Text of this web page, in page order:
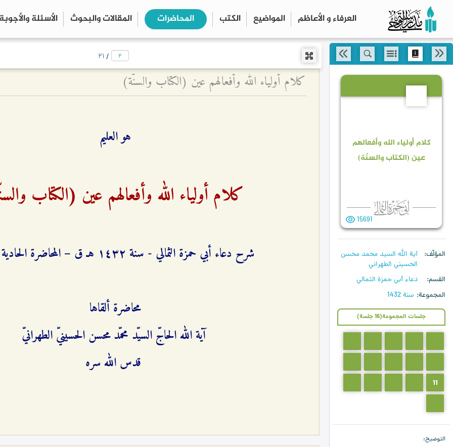
العرفاء و الأعاظم المواضیع الكتب المحاضرات المقالات والبحوث الأسئلة search
close
كلام أولياء الله وأفعالهم
عين (الكتاب والسنّة)
15691
المؤلّف
آية الله السيد محمد محسن
الحسيني الطهراني
القسم
دعاء أبي حمزة الثمالي
المجموعة سنة 1432
جلسات المجموعة(16 جلسة)
11
التوضيح
/ ۲۱
كلام أولياء الله وأفعالهم عين (الكتاب والسنّة)
هو العليم
كلام أولياء الله وأفعالهم عين (الكتاب
شرح دعاء أبي حمزة الثمالي - سنة ۱٤٣٢ هـ ق – المحاضرة الحادية عشرة
محاضرة ألقاها
آية الله الحاجّ السيّد محمّد محسن الحسينيّ الطهرانيّ
قدس الله سره